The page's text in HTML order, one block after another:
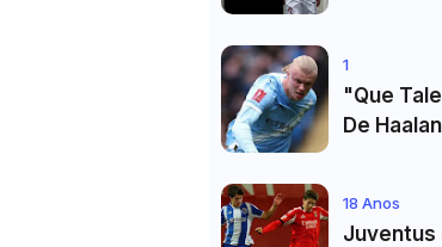
Ronaldo"
1
"Que
De
Internet
18 Anos
Juventus